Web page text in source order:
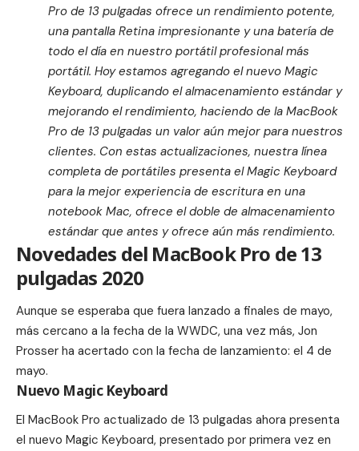
Pro de 13 pulgadas ofrece un rendimiento potente,
una pantalla Retina impresionante y una batería de
todo el día en nuestro portátil profesional más
portátil. Hoy estamos agregando el nuevo Magic
Keyboard, duplicando el almacenamiento estándar y
mejorando el rendimiento, haciendo de la MacBook
Pro de 13 pulgadas un valor aún mejor para nuestros
clientes. Con estas actualizaciones, nuestra línea
completa de portátiles presenta el Magic Keyboard
para la mejor experiencia de escritura en una
notebook Mac, ofrece el doble de almacenamiento
estándar que antes y ofrece aún más rendimiento.
Novedades del MacBook Pro de 13
pulgadas 2020
Aunque se esperaba que fuera lanzado a finales de mayo,
más cercano a la fecha de la WWDC, una vez más, Jon
Prosser ha acertado con la fecha de lanzamiento: el 4 de
mayo.
Nuevo Magic Keyboard
El MacBook Pro actualizado de 13 pulgadas ahora presenta
el nuevo Magic Keyboard, presentado por primera vez en